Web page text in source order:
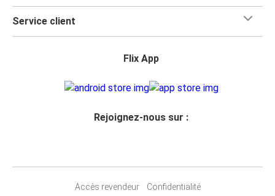
Service client
Flix App
Rejoignez-nous sur :
Accès revendeur Confidentialité